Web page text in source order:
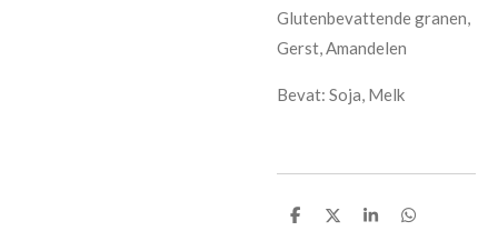
Glutenbevattende granen,
Gerst, Amandelen
Bevat: Soja, Melk
D
D
S
D